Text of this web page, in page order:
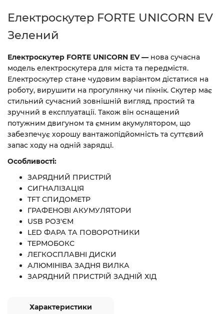
Електроскутер FORTE UNICORN EV
Зелений
Електроскутер FORTE UNICORN EV — нова сучасна
модель електроскутера для міста та передмістя.
Електроскутер стане чудовим варіантом дістатися на
роботу, вирушити на прогулянку чи пікнік. Скутер має
стильний сучасний зовнішній вигляд, простий та
зручний в експлуатації. Також він оснащений
потужним двигуном та ємним акумулятором, що
забезпечує хорошу вантажопідйомність та суттєвий
запас ходу на одній зарядці.
Особливості:
ЗАРЯДНИЙ ПРИСТРІЙ
СИГНАЛІЗАЦІЯ
TFT СПИДОМЕТР
ГРАФЕНОВІ АКУМУЛЯТОРИ
USB РОЗ'ЄМ
LED ФАРА ТА ПОВОРОТНИКИ
ТЕРМОБОКС
ЛЕГКОСПЛАВНІ ДИСКИ
АЛЮМІНІВА ЗАДНЯ ВИЛКА
ЗАРЯДНИЙ ПРИСТРІЙ ЗАДНІЙ ХІД
Характеристики